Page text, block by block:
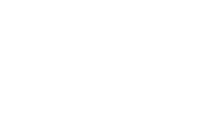
We zijn